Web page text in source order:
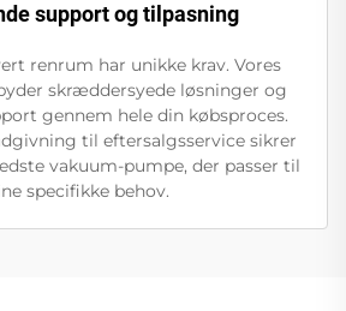
support og tilpasning
renrum har unikke krav. Vores
skræddersyede løsninger og
gennem hele din købsproces.
til eftersalgsservice sikrer
vakuum-pumpe, der passer til
specifikke behov.